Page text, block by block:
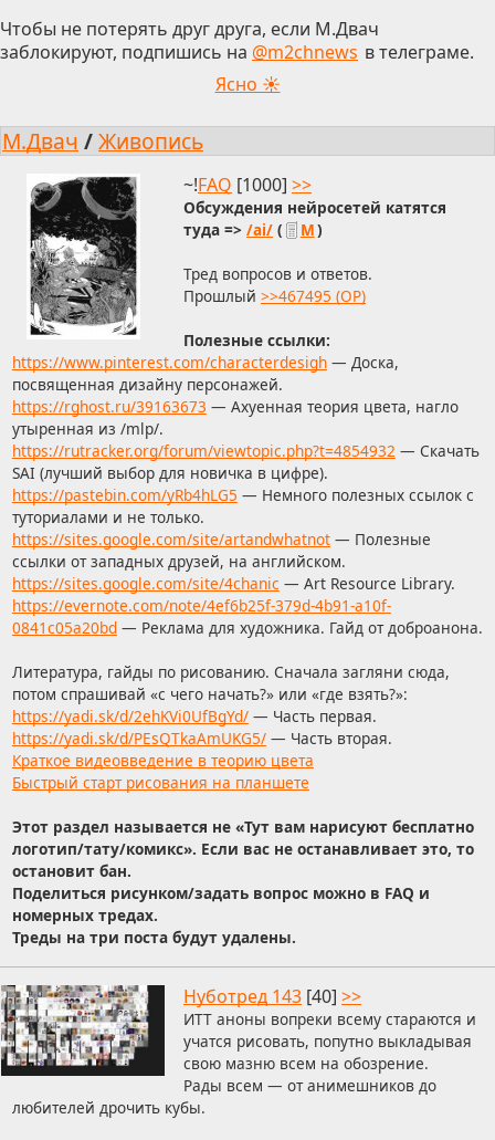
Чтобы не потерять друг друга, если М.Двач
заблокируют, подпишись на @m2chnews в телеграме.
Ясно ☀
М.Двач /Живопись
~!FAQ [1000] >>
Обсуждения нейросетей катятся
туда => /ai/ ( М)
Тред вопросов и ответов.
Прошлый >>467495 (OP)
Полезные ссылки:
https://www.pinterest.com/characterdesigh— Доска,
посвященная дизайну персонажей.
https://rghost.ru/39163673 — Ахуенная теория цвета, нагло
утыренная из /mlp/.
https://rutracker.org/forum/viewtopic.php?t=4854932 — Скачать
SAI (лучший выбор для новичка в цифре).
https://pastebin.com/yRb4hLG5 — Немного полезных ссылок с
туториалами и не только.
https://sites.google.com/site/artandwhatnot— Полезные
ссылки от западных друзей, на английском.
https://sites.google.com/site/4chanic — Art Resource Library.
https://evernote.com/note/4ef6b25f-379d-4b91-a10f-
0841c05a20bd— Реклама для художника. Гайд от доброанона.
Литература, гайды по рисованию. Сначала загляни сюда,
потом спрашивай «с чего начать?» или «где взять?»:
https://yadi.sk/d/2ehKVi0UfBgYd/— Часть первая.
https://yadi.sk/d/PEsQTkaAmUKG5/— Часть вторая.
Краткое видеовведение в теорию цвета
Быстрый старт рисования на планшете
Этот раздел называется не «Тут вам нарисуют бесплатно
логотип/тату/комикс». Если вас не останавливает это, то
остановит бан.
Поделиться рисунком/задать вопрос можно в FAQ и
номерных тредах.
Треды на три поста будут удалены.
Нуботред 143 [40] >>
ИТТ аноны вопреки всему стараются и
учатся рисовать, попутно выкладывая
свою мазню всем на обозрение.
Рады всем — от анимешников до
любителей дрочить кубы.